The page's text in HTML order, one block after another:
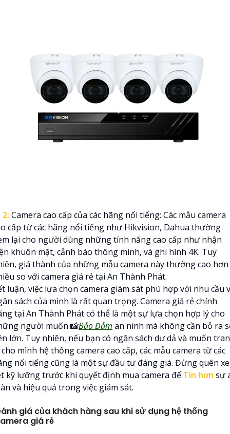
2: Camera cao cấp của các hãng nổi tiếng: Các mẫu camera
cấp từ các hãng nổi tiếng như Hikvision, Dahua thường
lại cho người dùng những tính năng cao cấp như nhận
khuôn mặt, cảnh báo thông minh, và ghi hình 4K. Tuy
giá thành của những mẫu camera này thường cao hơn
so với camera giá rẻ tại An Thành Phát.
luận, việc lựa chọn camera giám sát phù hợp với nhu cầu
sách của mình là rất quan trọng. Camera giá rẻ chính
tại An Thành Phát có thể là một sự lựa chọn hợp lý cho
người muốn 📸Bảo Đảm an ninh mà không cần bỏ ra
lớn. Tuy nhiên, nếu bạn có ngân sách dư dả và muốn
mình hệ thống camera cao cấp, các mẫu camera từ các
nổi tiếng cũng là một sự đầu tư đáng giá. Đừng quên
kỹ lưỡng trước khi quyết định mua camera để Tin hơn sự
và hiệu quả trong việc giám sát.
giá của khách hàng sau khi sử dụng hệ thống
giá rẻ